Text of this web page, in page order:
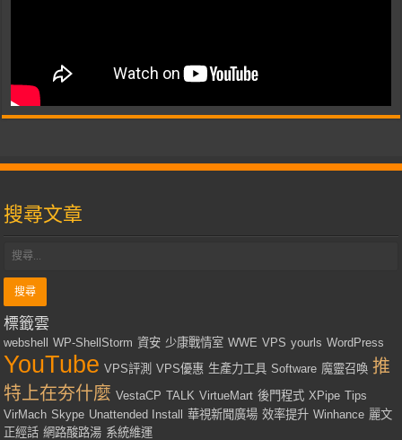
搜尋文章
標籤雲
webshell WP-ShellStorm 資安 少康戰情室 WWE VPS yourls WordPress
YouTube VPS評測 VPS優惠 生產力工具 Software 魔靈召喚 推
特上在夯什麼 VestaCP TALK VirtueMart 後門程式 XPipe Tips
VirMach Skype Unattended Install 華視新聞廣場 效率提升 Winhance 麗文
正經話 網路酸路湯 系統維運